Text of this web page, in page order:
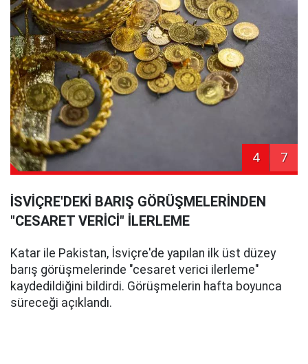
4 7
İSVİÇRE'DEKİ BARIŞ GÖRÜŞMELERİNDEN
"CESARET VERİCİ" İLERLEME
Katar ile Pakistan, İsviçre'de yapılan ilk üst düzey
barış görüşmelerinde "cesaret verici ilerleme"
kaydedildiğini bildirdi. Görüşmelerin hafta boyunca
süreceği açıklandı.